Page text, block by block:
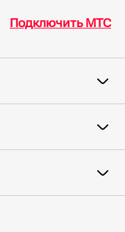
Подключить МТС